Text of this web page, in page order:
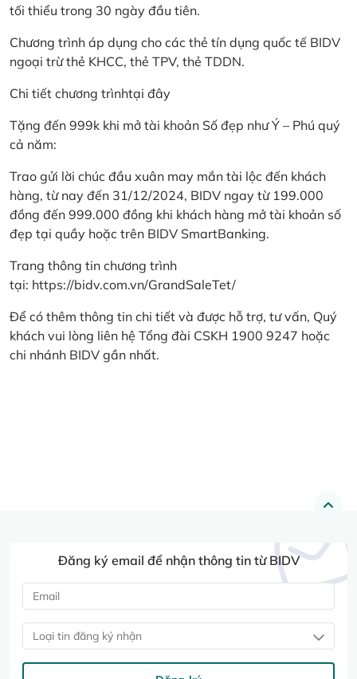
tối thiểu trong 30 ngày đầu tiên.
Chương trình áp dụng cho các thẻ tín dụng quốc tế BIDV
ngoại trừ thẻ KHCC, thẻ TPV, thẻ TDDN.
Chi tiết chương trìnhtại đây
Tặng đến 999k khi mở tài khoản Số đẹp như Ý – Phú quý
cả năm:
Trao gửi lời chúc đầu xuân may mắn tài lộc đến khách
hàng, từ nay đến 31/12/2024, BIDV ngay từ 199.000
đồng đến 999.000 đồng khi khách hàng mở tài khoản số
đẹp tại quầy hoặc trên BIDV SmartBanking.
Trang thông tin chương trình
tại: https://bidv.com.vn/GrandSaleTet/
Để có thêm thông tin chi tiết và được hỗ trợ, tư vấn, Quý
khách vui lòng liên hệ Tổng đài CSKH 1900 9247 hoặc
chi nhánh BIDV gần nhất.
Đăng ký email để nhận thông tin từ BIDV
Loại tin đăng ký nhận